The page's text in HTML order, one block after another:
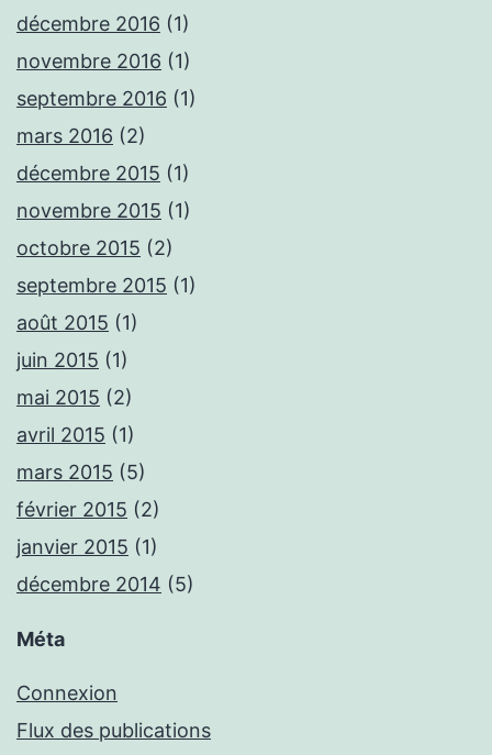
décembre 2016 (1)
novembre 2016 (1)
septembre 2016 (1)
mars 2016 (2)
décembre 2015 (1)
novembre 2015 (1)
octobre 2015 (2)
septembre 2015 (1)
août 2015 (1)
juin 2015 (1)
mai 2015 (2)
avril 2015 (1)
mars 2015 (5)
février 2015 (2)
janvier 2015 (1)
décembre 2014 (5)
Méta
Connexion
Flux des publications